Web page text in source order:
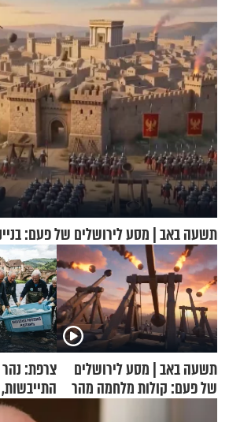
תשעה באב | מסע לירושלים של פעם:
תשעה באב | מסע לירושלים
של פעם: קולות מלחמה מהר
צרפת:
במבצעי